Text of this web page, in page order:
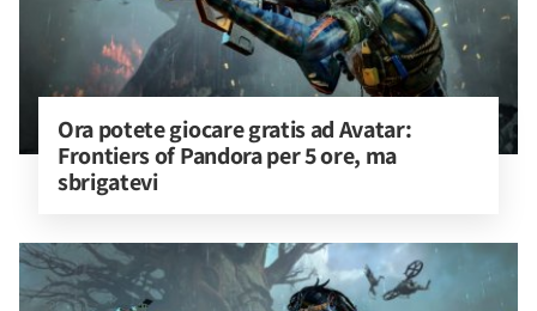
Ora potete giocare gratis ad Avatar:
Frontiers of Pandora per 5 ore, ma
sbrigatevi